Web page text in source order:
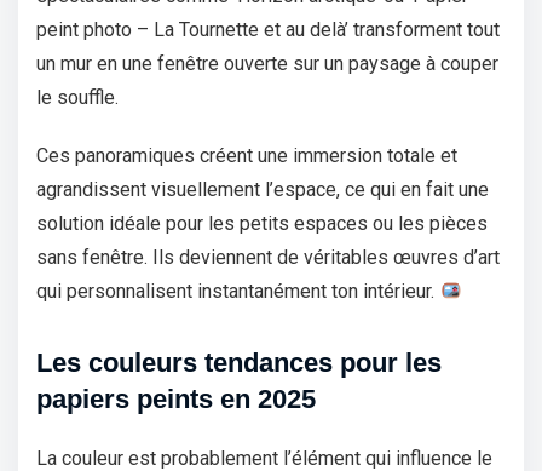
peint photo – La Tournette et au delà’ transforment tout
un mur en une fenêtre ouverte sur un paysage à couper
le souffle.
Ces panoramiques créent une immersion totale et
agrandissent visuellement l’espace, ce qui en fait une
solution idéale pour les petits espaces ou les pièces
sans fenêtre. Ils deviennent de véritables œuvres d’art
qui personnalisent instantanément ton intérieur.
Les couleurs tendances pour les
papiers peints en 2025
La couleur est probablement l’élément qui influence le